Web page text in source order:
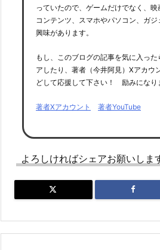
っていたので、ゲームだけでなく、
コンテンツ、スマホやパソコン、ガ
興味があります。
もし、このブログの記事を気に入っ
アしたり、著者（今井阿見）Xアカウ
どして応援して下さい！ 励みになり
著者Xアカウント 著者YouTube
よろしければシェアお願いしま